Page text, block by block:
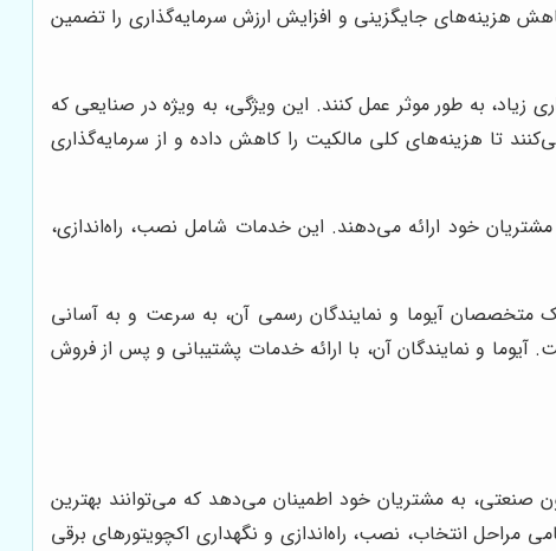
کاهش هزینه‌های جایگزینی و افزایش ارزش سرمایه‌گذاری را تضمین
زیاد، به طور موثر عمل کنند. این ویژگی، به ویژه در صنایعی که
تا هزینه‌های کلی مالکیت را کاهش داده و از سرمایه‌گذاری
خود ارائه می‌دهند. این خدمات شامل نصب، راه‌اندازی،
متخصصان آیوما و نمایندگان رسمی آن، به سرعت و به آسانی
آیوما و نمایندگان آن، با ارائه خدمات پشتیبانی و پس از فروش
صنعتی، به مشتریان خود اطمینان می‌دهد که می‌توانند بهترین
انتخاب، نصب، راه‌اندازی و نگهداری اکچویتورهای برقی